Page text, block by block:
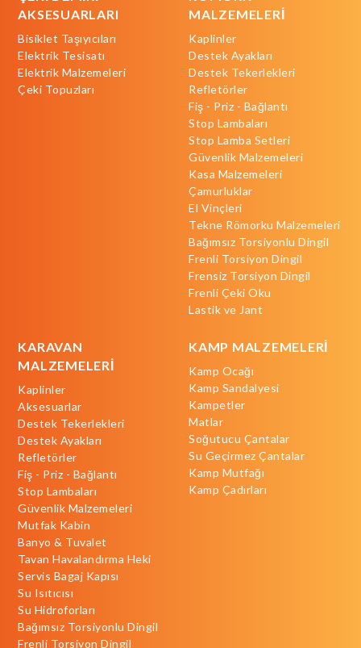
AKSESUARLARI
Bisiklet Taşıyıcıları
Elektrik Tesisatı
Elektrik Malzemeleri
Çeki Topuzları
MALZEMELERİ
Kaplinler
Destek Ayakları
Destek Tekerlekleri
Refletörler
Fiş - Priz - Bağlantı
Stop Lambaları
Stop Lamba Setleri
Güvenlik Malzemeleri
Kasa Malzemeleri
Çamurluklar
El Vinçleri
Tekne Römorku Malzemeleri
Bağımsız Torsiyonlu Dingil
Frenli Torsiyon Dingil
Frensiz Torsiyon Dingil
Frenli Çeki Oku
Lastik ve Jant
KARAVAN
MALZEMELERİ
Kaplinler
Aksesuarlar
Destek Tekerlekleri
Destek Ayakları
Refletörler
Fiş - Priz - Bağlantı
Stop Lambaları
Güvenlik Malzemeleri
Mutfak Kabin
Banyo & Tuvalet
Tavan Havalandırma Heki
Servis Bagaj Kapısı
Su Isıtıcısı
Su Hidroforları
Bağımsız Torsiyonlu Dingil
Frenli Torsiyon Dingil
KAMP MALZEMELERİ
Kamp Ocağı
Kamp Sandalyesi
Kampetler
Matlar
Soğutucu Çantalar
Su Geçirmez Çantalar
Kamp Mutfağı
Kamp Çadırları